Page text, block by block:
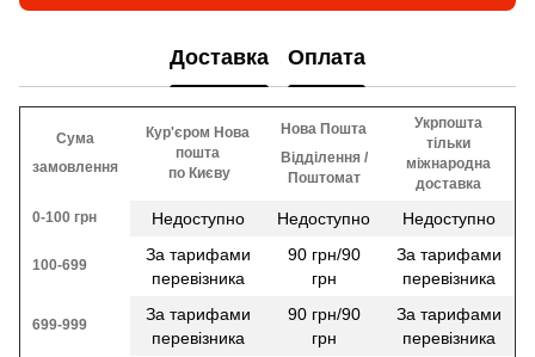
Доставка Оплата
Сума
замовлення
Кур'єром Нова
пошта
​​ по Києву
Нова Пошта
Відділення /
Поштомат
Укрпошта
тільки
міжнародна
доставка
0-100 грн
Недоступно Недоступно Недоступно
100-699
За тарифами
перевізника
90 грн/90
грн
За тарифами
перевізника
699-999
За тарифами
перевізника
90 грн/90
грн
За тарифами
перевізника